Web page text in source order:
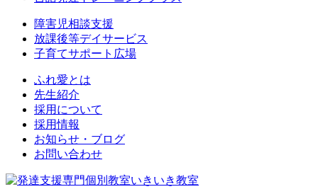
障害児相談支援
放課後等デイサービス
子育てサポート広場
ふれ愛とは
先生紹介
採用について
採用情報
お知らせ・ブログ
お問い合わせ